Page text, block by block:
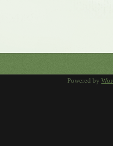
Powered by